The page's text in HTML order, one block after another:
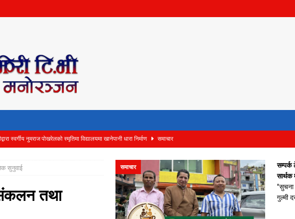
स्वर्गीय नुमराज पोखरेलको स्मृतिमा विद्यालयमा खानेपानी धारा निर्माण समाचार
गर्यो स्थापना दिवसको अवसरमा रक्तदान
क्लब अफ बुटवल डाउन टाउनद्वारा १०१ विद्यार्थीलाई न्यानो कपडा वितरण समाचार
‘Chimeki Cafe’ को आज एकैसाथ भव्य उद्घाटन समाचार
सुनुवाई
संकलन तथा
समाचार सम्पर्क
"सुचना
गुल्मी